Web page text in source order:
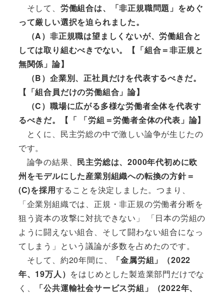
そして、 労働組合は、「非正規職問題」をめぐ
って厳しい選択を迫られました。
（A）非正規職は望ましくないが、労働組合と
しては取り組むべきでない。【「組合＝非正規と
無関係」論】
（B）企業別、正社員だけを代表するべきだ。
【「組合員だけの労働組合」論】
（C）職場に広がる多様な労働者全体を代表す
るべきだ。【「 「労組＝労働者全体の代表」論】
とくに、民主労総の中で激しい論争が生じたの
です。
論争の結果、 民主労総は、2000年代初めに欧
州をモデルにした産業別組織への転換の方針＝
(C)を採用することを決定しました。つまり、
「企業別組織では、正規・非正規の労働者分断を
狙う資本の攻撃に対抗できない」 「日本の労組の
ように闘えない組合、そして闘わない組合になっ
てしまう」という議論が多数を占めたのです。
そして、約20年間に、
「金属労組」（2022
年、19万人） をはじめとした製造業部門だけでな
く、
「公共運輸社会サービス労組」（2022年、